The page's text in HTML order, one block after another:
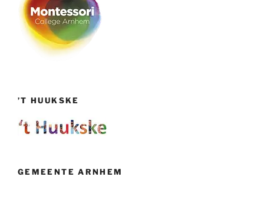
’T HUUKSKE
GEMEENTE ARNHEM